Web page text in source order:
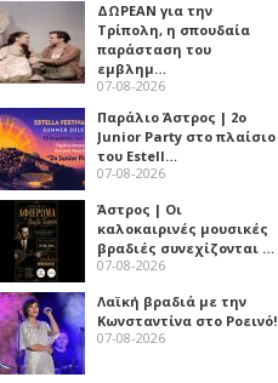
ΔΩΡΕΑΝ για την
Τρίπολη, η σπουδαία
παράσταση του
εμβλημ…
07-08-2026
Παράλιο Άστρος | 2ο
Junior Party στο πλαίσιο
του Estell…
07-08-2026
Άστρος | Οι
καλοκαιρινές μουσικές
βραδιές συνεχίζονται …
07-08-2026
Λαϊκή βραδιά με την
Κωνσταντίνα στο Ροεινό!
07-08-2026